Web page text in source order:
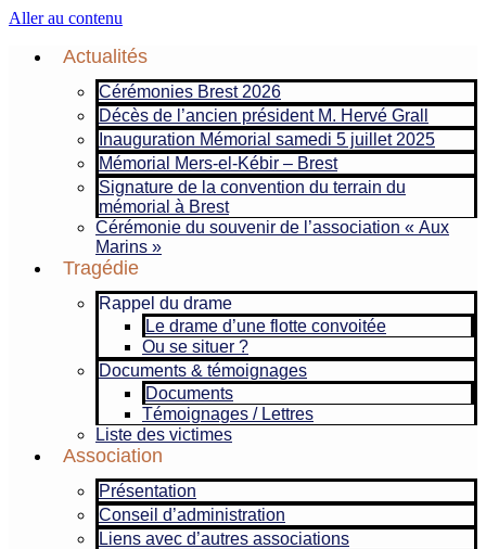
Aller au contenu
Actualités
Cérémonies Brest 2026
Décès de l’ancien président M. Hervé Grall
Inauguration Mémorial samedi 5 juillet 2025
Mémorial Mers-el-Kébir – Brest
Signature de la convention du terrain du
mémorial à Brest
Cérémonie du souvenir de l’association « Aux
Marins »
Tragédie
Rappel du drame
Le drame d’une flotte convoitée
Ou se situer ?
Documents & témoignages
Documents
Témoignages / Lettres
Liste des victimes
Association
Présentation
Conseil d’administration
Liens avec d’autres associations